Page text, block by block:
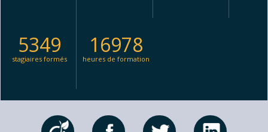
5349
stagiaires formés
16978
heures de formation